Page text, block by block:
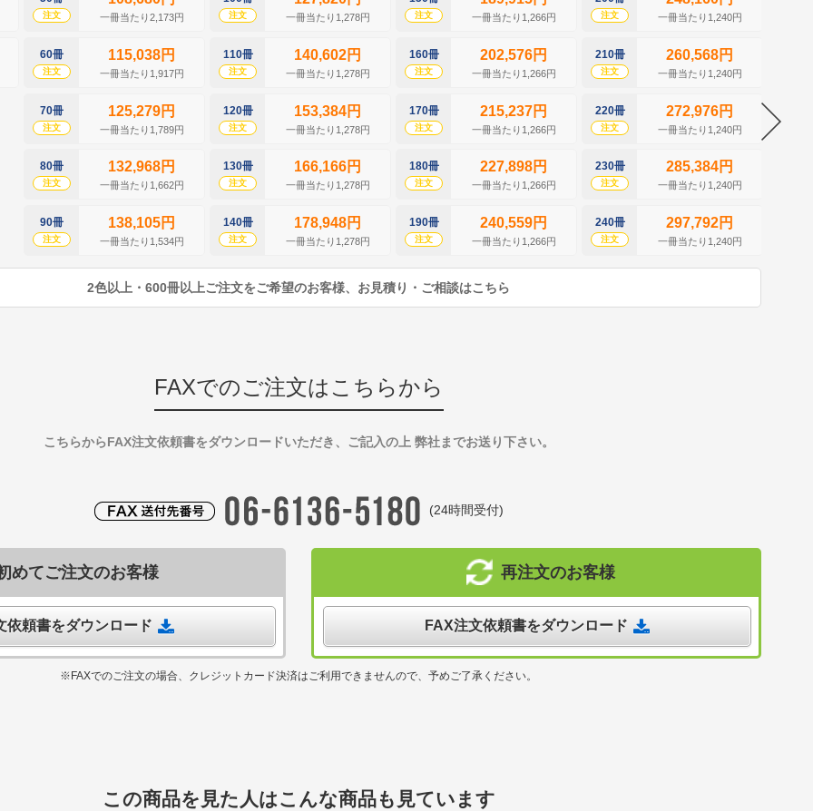
注文 一冊当たり2,173円
60冊
注文
115,038円
一冊当たり1,917円
70冊
注文
125,279円
一冊当たり1,789円
80冊
注文
132,968円
一冊当たり1,662円
90冊
注文
138,105円
一冊当たり1,534円
注文 一冊当たり1,278円
110冊
注文
140,602円
一冊当たり1,278円
120冊
注文
153,384円
一冊当たり1,278円
130冊
注文
166,166円
一冊当たり1,278円
140冊
注文
178,948円
一冊当たり1,278円
注文 一冊当たり1,266円
160冊
注文
202,576円
一冊当たり1,266円
170冊
注文
215,237円
一冊当たり1,266円
180冊
注文
227,898円
一冊当たり1,266円
190冊
注文
240,559円
一冊当たり1,266円
注文 一冊当たり1,240円
210冊
注文
260,568円
一冊当たり1,240円
220冊
注文
272,976円
一冊当たり1,240円
230冊
注文
285,384円
一冊当たり1,240円
240冊
注文
297,792円
一冊当たり1,240円
2色以上・600冊以上ご注文をご希望のお客様、お見積り・ご相談はこちら
FAXでのご注文はこちらから
こちらからFAX注文依頼書をダウンロードいただき、ご記入の上 弊社までお送り下さい。
(24時間受付)
めてご注文のお客様
依頼書をダウンロード
再注文のお客様
FAX注文依頼書をダウンロード
※FAXでのご注文の場合、クレジットカード決済はご利用できませんので、予めご了承ください。
この商品を見た人はこんな商品も見ています